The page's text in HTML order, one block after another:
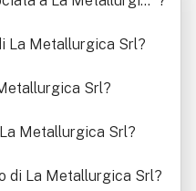
La Metallurgica Srl?
Srl?
Metallurgica Srl?
di La Metallurgica Srl?